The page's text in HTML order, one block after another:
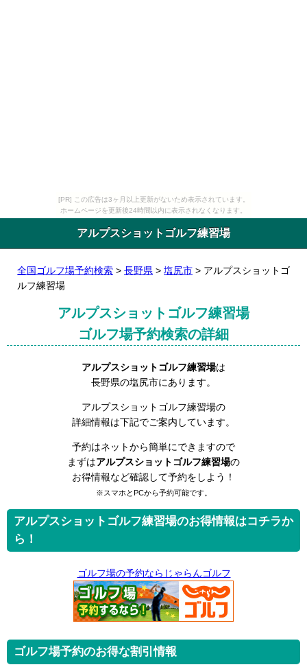
[PR] この広告は3ヶ月以上更新がないため表示されています。
ホームページを更新後24時間以内に表示されなくなります。
アルプスショットゴルフ練習場
全国ゴルフ場予約検索 > 長野県 > 塩尻市 > アルプスショットゴ
ルフ練習場
アルプスショットゴルフ練習場
ゴルフ場予約検索の詳細
アルプスショットゴルフ練習場は
長野県の塩尻市にあります。
アルプスショットゴルフ練習場の
詳細情報は下記でご案内しています。
予約はネットから簡単にできますので
まずはアルプスショットゴルフ練習場の
お得情報など確認して予約をしよう！
※スマホとPCから予約可能です。
アルプスショットゴルフ練習場のお得情報はコチラか
ら！
ゴルフ場の予約ならじゃらんゴルフ
ゴルフ場予約のお得な割引情報